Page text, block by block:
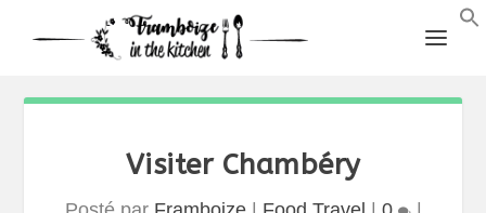
Visiter Chambéry